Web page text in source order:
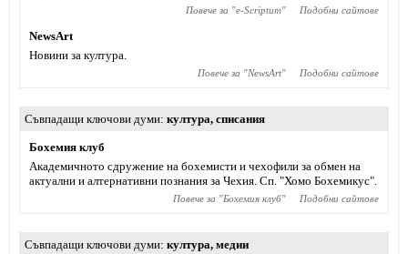
Повече за "e-Scriptum" Подобни сайтове
NewsArt
Новини за култура.
Повече за "NewsArt" Подобни сайтове
Съвпадащи ключови думи култура, списания
Бохемия клуб
Академичното сдружение на бохемисти и чехофили за обмен на
актуални и алтернативни познания за Чехия. Сп. "Хомо Бохемикус".
Повече за "Бохемия клуб" Подобни сайтове
Съвпадащи ключови думи култура, медии